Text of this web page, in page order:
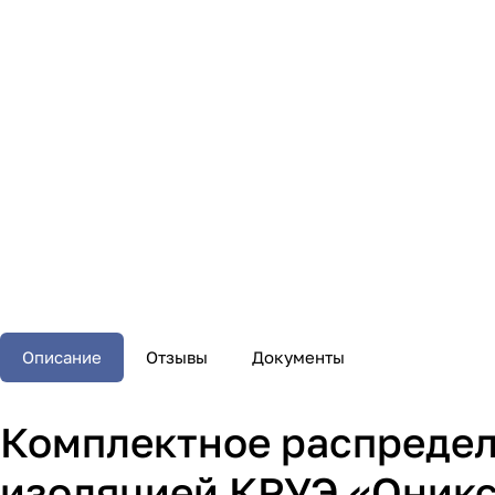
Описание Отзывы Документы
Комплектное